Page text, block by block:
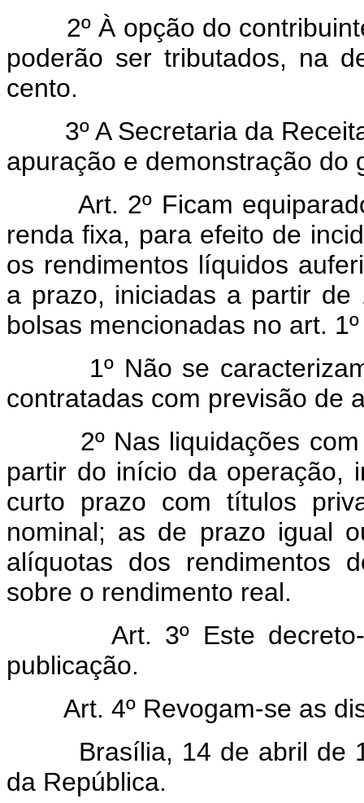
2º À opção do
poderão ser tributados, na
cento.
3º A Secretaria da Receita
apuração e demonstração do
Art. 2º Ficam
renda fixa, para efeito de
os rendimentos líquidos
a prazo, iniciadas a partir de
bolsas mencionadas no art.
1º Não se caracterizam
contratadas com previsão de
2º Nas liquidações com
partir do início da operação,
curto prazo com títulos
nominal; as de prazo igual
alíquotas dos rendimentos
sobre o rendimento real.
Art. 3º Este decreto-lei
publicação.
Art. 4º Revogam-se as
Brasília, 14 de abril de
da República.